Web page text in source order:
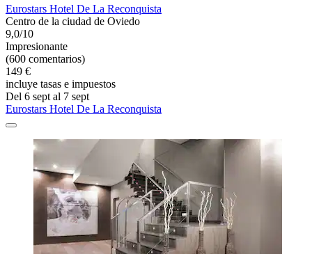
Eurostars Hotel De La Reconquista
Centro de la ciudad de Oviedo
9,0/10
Impresionante
(600 comentarios)
149 €
incluye tasas e impuestos
Del 6 sept al 7 sept
Eurostars Hotel De La Reconquista